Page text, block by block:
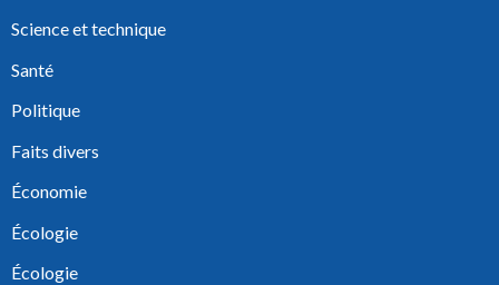
Science et technique
Santé
Politique
Faits divers
Économie
Écologie
Écologie